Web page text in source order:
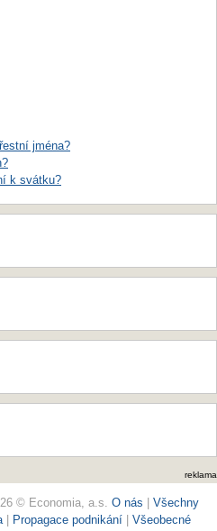
jména?
k svátku?
reklama
© Economia, a.s. O nás | Všechny
| Propagace podnikání| Všeobecné